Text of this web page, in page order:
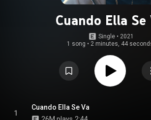
Cuando Ella Se
Single • 2021
1 song • 2 minutes, 44
1
Cuando Ella Se Va